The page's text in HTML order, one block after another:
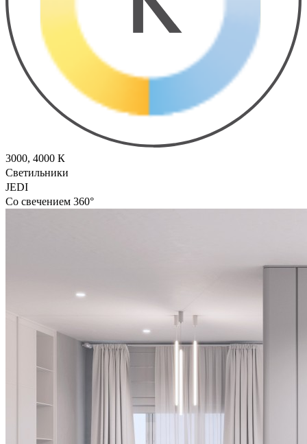
3000, 4000 К
Светильники
JEDI
Со свечением 360°